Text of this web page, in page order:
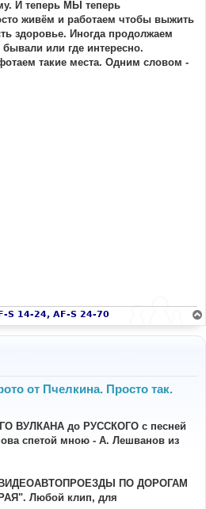
И теперь МЫ теперь
живём и работаем чтобы выжить
здоровье. Иногда продолжаем
бывали или где интересно.
такие места. Одним словом -
S 14-24, AF-S 24-70
от Пчелкина. Просто так.
ВУЛКАНА до РУССКОГО с песней
спетой мною - А. Лешванов из
ПО ДОРОГАМ
Любой клип, для